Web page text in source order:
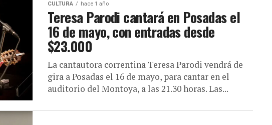
CULTURA hace 1 año
Teresa Parodi cantará en Posadas el
16 de mayo, con entradas desde
$23.000
La cantautora correntina Teresa Parodi vendrá de
gira a Posadas el 16 de mayo, para cantar en el
auditorio del Montoya, a las 21.30 horas. Las...